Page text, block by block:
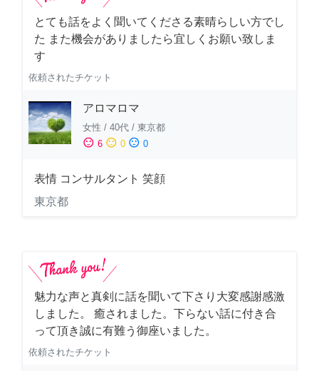
とても話をよく聞いてくださる素晴らしい方でし
た また機会がありましたら宜しくお願い致しま
す
依頼されたチケット
アロマロマ
女性 / 40代 / 東京都
sentiment_satisfied 6 sentiment_neutral 0 sentiment_dissatisfied 0
表情 コンサルタント 笑顔
東京都
魅力な声と真剣に話を聞いて下さり大変感謝感激
しました。 癒されました。下らない話に付き合
って頂き誠に有難う御座いました。
依頼されたチケット